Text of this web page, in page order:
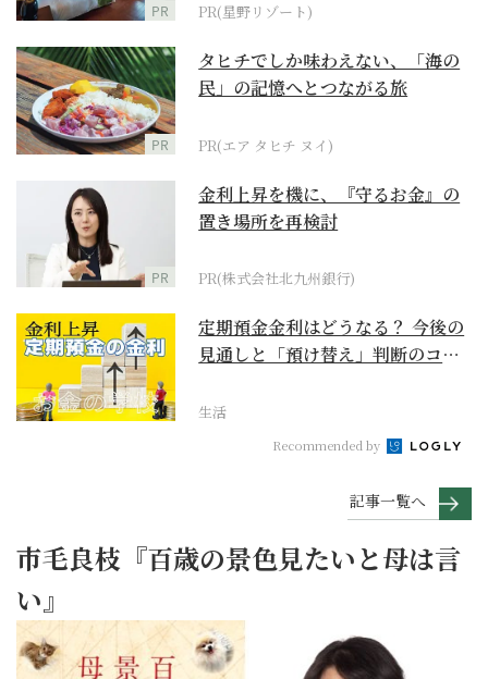
PR PR(星野リゾート)
PR
タヒチでしか味わえない、「海の
民」の記憶へとつながる旅
PR(エア タヒチ ヌイ)
PR
金利上昇を機に、『守るお金』の
置き場所を再検討
PR(株式会社北九州銀行)
定期預金金利はどうなる？ 今後の
見通しと「預け替え」判断のコツ
生活
Recommended by
記事一覧へ
市毛良枝『百歳の景色見たいと母は言
い』